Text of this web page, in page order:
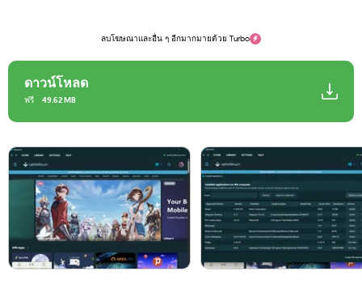
ลบโฆษณาและอื่น ๆ อีกมากมายด้วย Turbo
ดาวน์โหลด
49.62 MB
ฟรี